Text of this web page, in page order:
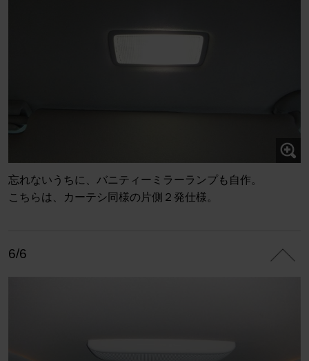
忘れないうちに、バニティーミラーランプも自作。
こちらは、カーテシ同様の片側２発仕様。
6/6